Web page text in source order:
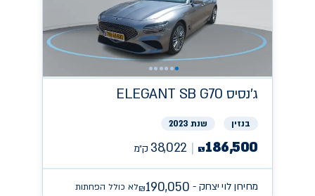
ג'נסיס ELEGANT SB G70
בנזין שנת 2023
₪186,500
38,022 ק״מ
מחירון לוי יצחק - ₪190,050 לא כולל הפחתות